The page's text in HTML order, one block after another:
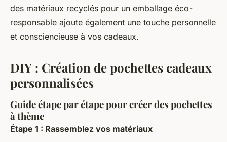
des matériaux recyclés pour un emballage éco-
responsable ajoute également une touche personnelle
et consciencieuse à vos cadeaux.
DIY : Création de pochettes cadeaux
personnalisées
Guide étape par étape pour créer des pochettes
à thème
Étape 1 : Rassemblez vos matériaux